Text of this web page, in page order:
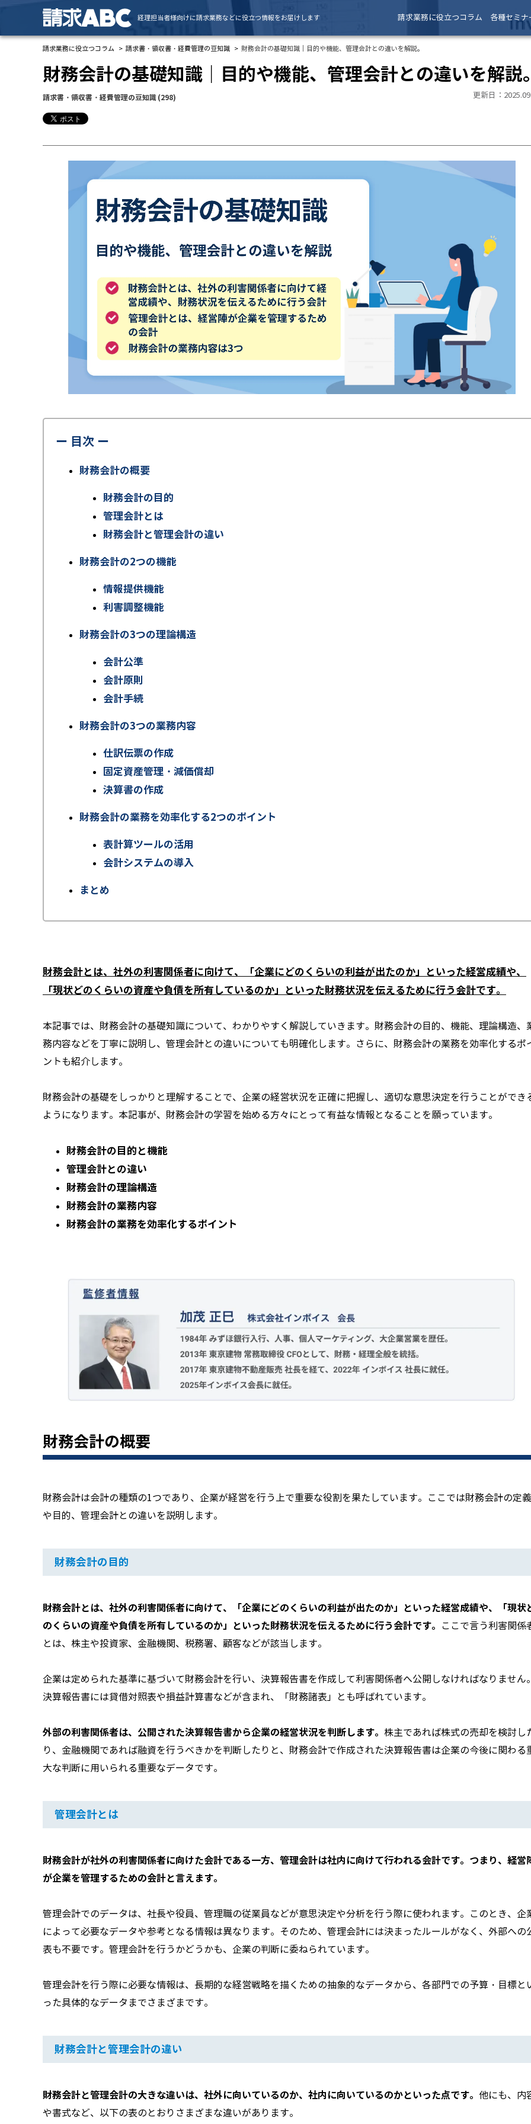
経理担当者様向けに請求業務などに役立つ情報をお届けします 請求業務に役立つコラム 各種セミナ
請求業務に役立つコラム 請求書・領収書・経費管理の豆知識 財務会計の基礎知識｜目的や機能、管理会計との違いを解説。
財務会計の基礎知識｜目的や機能、管理会計との違いを解説
請求書・領収書・経費管理の豆知識 (298) 更新日：
ー 目次 ー
財務会計の概要
財務会計の目的
管理会計とは
財務会計と管理会計の違い
財務会計の2つの機能
情報提供機能
利害調整機能
財務会計の3つの理論構造
会計公準
会計原則
会計手続
財務会計の3つの業務内容
仕訳伝票の作成
固定資産管理・減価償却
決算書の作成
財務会計の業務を効率化する2つのポイント
表計算ツールの活用
会計システムの導入
まとめ
財務会計とは、社外の利害関係者に向けて、「企業にどのくらいの利益が出たのか」といった経営成績や、
「現状どのくらいの資産や負債を所有しているのか」といった財務状況を伝えるために行う会計です。
本記事では、財務会計の基礎知識について、わかりやすく解説していきます。財務会計の目的、機能、理論構造、
務内容などを丁寧に説明し、管理会計との違いについても明確化します。さらに、財務会計の業務を効率化するポ
ントも紹介します。
財務会計の基礎をしっかりと理解することで、企業の経営状況を正確に把握し、適切な意思決定を行うことができ
ようになります。本記事が、財務会計の学習を始める方々にとって有益な情報となることを願っています。
財務会計の目的と機能
管理会計との違い
財務会計の理論構造
財務会計の業務内容
財務会計の業務を効率化するポイント
財務会計の概要
財務会計は会計の種類の1つであり、企業が経営を行う上で重要な役割を果たしています。ここでは財務会計の定義
や目的、管理会計との違いを説明します。
財務会計の目的
財務会計とは、社外の利害関係者に向けて、「企業にどのくらいの利益が出たのか」といった経営成績や、「現状
のくらいの資産や負債を所有しているのか」といった財務状況を伝えるために行う会計です。
ここで言う利害関係
とは、株主や投資家、金融機関、税務署、顧客などが該当します。
企業は定められた基準に基づいて財務会計を行い、決算報告書を作成して利害関係者へ公開しなければなりません
決算報告書には貸借対照表や損益計算書などが含まれ、「財務諸表」とも呼ばれています。
外部の利害関係者は、公開された決算報告書から企業の経営状況を判断します。 株主であれば株式の売却を検討し
り、金融機関であれば融資を行うべきかを判断したりと、財務会計で作成された決算報告書は企業の今後に関わる
大な判断に用いられる重要なデータです。
管理会計とは
財務会計が社外の利害関係者に向けた会計である一方、管理会計は社内に向けて行われる会計です。つまり、経営
が企業を管理するための会計と言えます。
管理会計でのデータは、社長や役員、管理職の従業員などが意思決定や分析を行う際に使われます。このとき、企
によって必要なデータや参考となる情報は異なります。そのため、管理会計には決まったルールがなく、外部への
表も不要です。管理会計を行うかどうかも、企業の判断に委ねられています。
管理会計を行う際に必要な情報は、長期的な経営戦略を描くための抽象的なデータから、各部門での予算・目標と
った具体的なデータまでさまざまです。
財務会計と管理会計の違い
財務会計と管理会計の大きな違いは、社外に向いているのか、社内に向いているのかといった点です。 他にも、内
や書式など、以下の表のとおりさまざまな違いがあります。